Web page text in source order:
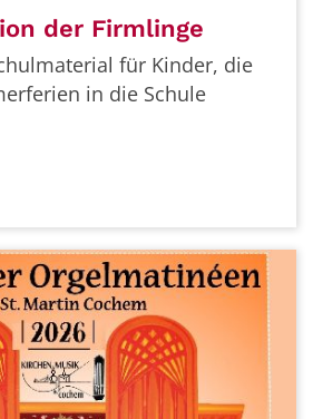
der Firmlinge
für Kinder, die
in die Schule